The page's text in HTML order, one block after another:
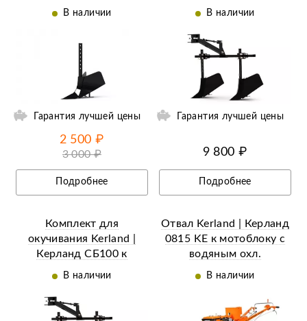
В наличии
Гарантия лучшей цены
2 500 ₽
3 000 ₽
Подробнее
мотоблокам с
(Сцепка+рамка+2 окуч.)
В наличии
Ещё 5 фотографий
Гарантия лучшей цены
9 800 ₽
Подробнее
Комплект для
окучивания Kerland |
Керланд СБ100 к
мотоблокам с водяным
В наличии
Отвал Kerland | Керланд
0815 KE к мотоблоку с
водяным охл.
В наличии